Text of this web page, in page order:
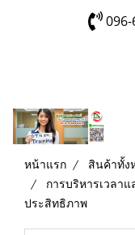
หน้าแรก สินค้าทั้ง
การบริหารเวลา
ประสิทธิภาพ